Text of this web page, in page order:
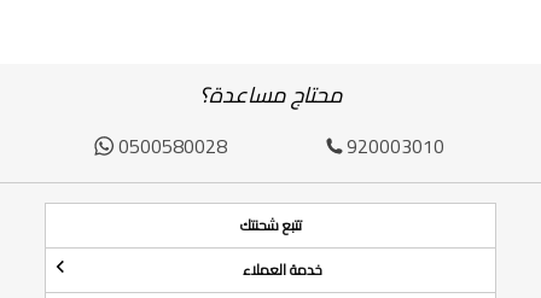
محتاج مساعدة؟
920003010
0500580028
تتبع شحنتك
خدمة العملاء